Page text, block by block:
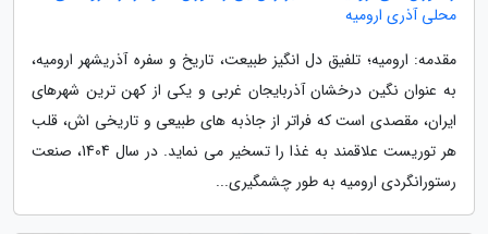
محلی آذری ارومیه
مقدمه: ارومیه؛ تلفیق دل انگیز طبیعت، تاریخ و سفره آذریشهر ارومیه،
به عنوان نگین درخشان آذربایجان غربی و یکی از کهن ترین شهرهای
ایران، مقصدی است که فراتر از جاذبه های طبیعی و تاریخی اش، قلب
هر توریست علاقمند به غذا را تسخیر می نماید. در سال 1404، صنعت
رستورانگردی ارومیه به طور چشمگیری...